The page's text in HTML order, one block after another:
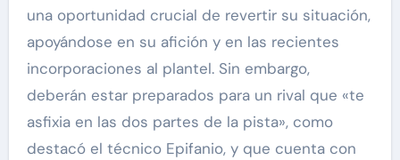
una oportunidad crucial de revertir su situación,
apoyándose en su afición y en las recientes
incorporaciones al plantel. Sin embargo,
deberán estar preparados para un rival que «te
asfixia en las dos partes de la pista», como
destacó el técnico Epifanio, y que cuenta con